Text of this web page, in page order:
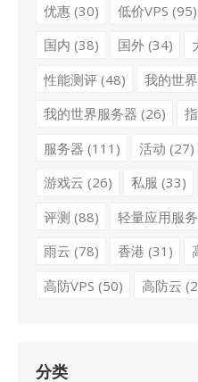
优惠(30) 低价VPS (95)
国内 (38) 国外(34)
性能测评(48) 我的世界
我的世界服务器 (26)
服务器 (111) 活动 (27)
游戏云 (26) 私服 (33)
评测 (88) 轻量应用服
雨云 (78) 香港 (31)
高防VPS (50) 高防云
分类